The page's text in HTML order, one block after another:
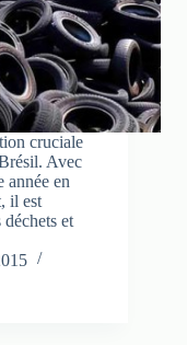
cruciale
Avec
année en
il est
et